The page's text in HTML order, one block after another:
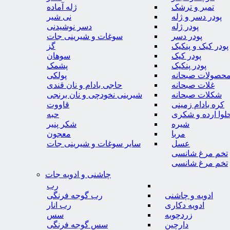
تمبر و ترشک
پودر دسر و ژله
پودر ژله
پودر دسر
پودر کیک و پنکیک
پودر کیک
پودر پنکیک
صبحانه
غلات صبحانه
شکلات صبحانه
کره بادام زمینی
ارده و شکری
شیره
مربا
عسل
تخم مرغ شانسی
تخم مرغ شانسی
ژله آماده
نی شیر
دسر نوشیدنی
سوغات و شیرینی جات
گز
سوهان
پشمک
پولکی
حاجی بادام و نان قندی
شیرینی نخودچی و نان برنجی
قاووت
حبه
شکر پنیر
معجون
سایر سوغات و شیرینی جات
چاشنی و ادویه جات
ادویه و چاشنی
ادویه دکاری
زردچوبه
دارچین
رب
رب گوجه فرنگی
رب انار
سس
سس گوجه فرنگی